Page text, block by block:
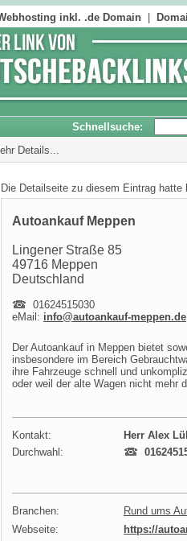
inkl. .de Domain
Schnellsuche:
Details...
Die Detailseite zu diesem Eintrag
Autoankauf Meppen
Lingener Straße 85
49716 Meppen
Deutschland
01624515030
eMail: info@autoankauf-meppen.de
Der Autoankauf in Meppen bietet
insbesondere im Bereich
ihre Fahrzeuge schnell und
oder weil der alte Wagen nicht mehr
Kontakt:
Herr Alex
Durchwahl:
Branchen:
Rund ums
Webseite:
https://